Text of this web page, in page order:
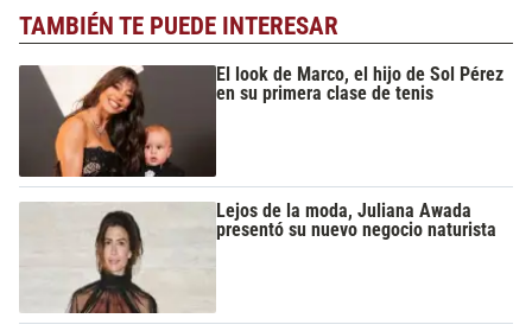
TAMBIÉN TE PUEDE INTERESAR
El look de Marco, el hijo de Sol Pérez
en su primera clase de tenis
Lejos de la moda, Juliana Awada
presentó su nuevo negocio naturista